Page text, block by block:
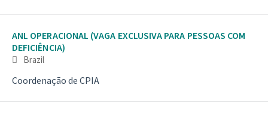
ANL OPERACIONAL (VAGA EXCLUSIVA PARA PESSOAS COM
DEFICIÊNCIA)
Brazil
Coordenação de CPIA